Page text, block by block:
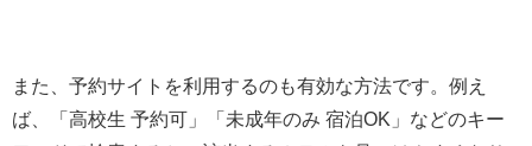
また、予約サイトを利用するのも有効な方法です。例え
ば、「高校生 予約可」「未成年のみ 宿泊OK」などのキー